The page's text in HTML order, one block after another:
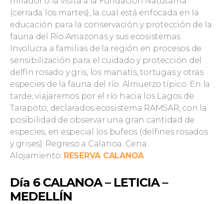
(cerrada los martes), la cual está enfocada en la
educación para la conservación y protección de la
fauna del Río Amazonas y sus ecosistemas.
Involucra a familias de la región en procesos de
sensibilización para el cuidado y protección del
delfín rosado y gris, los manatís, tortugas y otras
especies de la fauna del río. Almuerzo típico. En la
tarde, viajaremos por el río hacia los Lagos de
Tarapoto, declarados ecosistema RAMSAR, con la
posibilidad de observar una gran cantidad de
especies, en especial los bufeos (delfines rosados
y grises). Regreso a Calanoa. Cena.
Alojamiento: RESERVA CALANOA
Día 6 CALANOA – LETICIA –
MEDELLÍN